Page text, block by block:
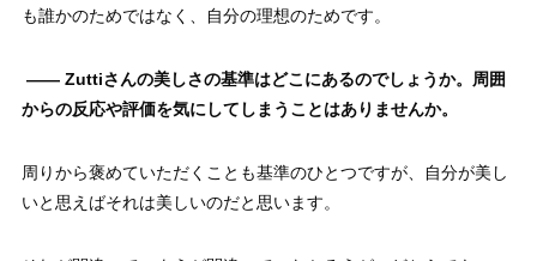
も誰かのためではなく、自分の理想のためです。
—— Zuttiさんの美しさの基準はどこにあるのでしょうか。周囲
からの反応や評価を気にしてしまうことはありませんか。
周りから褒めていただくことも基準のひとつですが、自分が美し
いと思えばそれは美しいのだと思います。